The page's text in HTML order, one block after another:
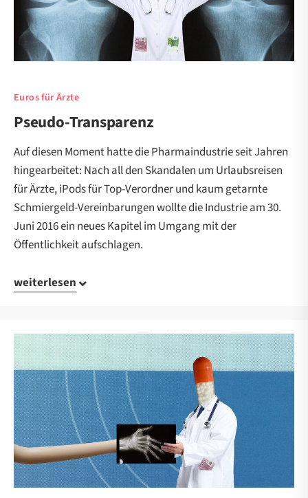
Euros für Ärzte
Pseudo-Transparenz
Auf diesen Moment hatte die Pharmaindustrie seit Jahren
hingearbeitet: Nach all den Skandalen um Urlaubsreisen
für Ärzte, iPods für Top-Verordner und kaum getarnte
Schmiergeld-Vereinbarungen wollte die Industrie am 30.
Juni 2016 ein neues Kapitel im Umgang mit der
Öffentlichkeit aufschlagen.
weiterlesen